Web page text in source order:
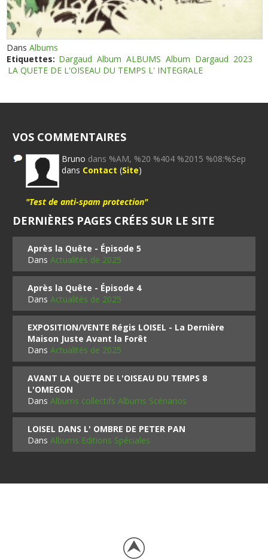
DansAlbums
Etiquettes: Dargaud Album ALBUMS Album Dargaud 2023
LA QUETE DE L'OISEAU DU TEMPS L' INTEGRALE
VOS COMMENTAIRES
Bruno dans %AM, %20 %404 %2015 %08:%Sep
dans Contact (Site)
"Test de anti-spam protection"
DERNIÈRES PAGES CRÉES SUR LE SITE
Après la Quête - Épisode 5
DansActualités de 2025
Après la Quête - Épisode 4
DansActualités de 2025
EXPOSITION/VENTE Régis LOISEL - La Dernière
Maison Juste Avant la Forêt
DansActualités de 2025
AVANT LA QUETE DE L'OISEAU DU TEMPS 8
L'OMEGON
DansAlbums collectifs Albums Scénarios
LOISEL DANS L' OMBRE DE PETER PAN
DansAlbums Editions Spéciales